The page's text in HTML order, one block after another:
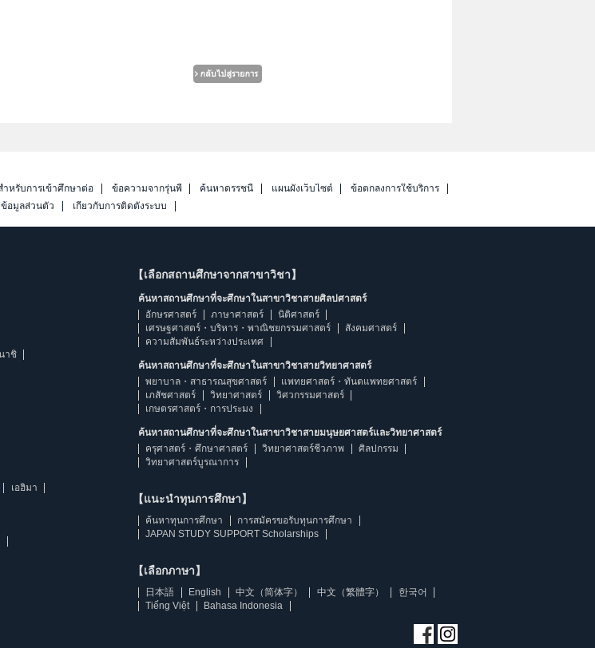
หรับการเข้าศึกษาต่อ ข้อความจากรุ่นพี่ ค้นหาดรรชนี แผนผังเว็บไซต์
ข้อตกลงการใช้บริการ
ข้อมูลส่วนตัว
เกี่ยวกับการติดตั้งระบบ
าชิ
เอฮิมา
【เลือกสถานศึกษาจากสาขาวิชา】
ค้นหาสถานศึกษาที่จะศึกษาในสาขาวิชาสายศิลปศาสตร์
อักษรศาสตร์
ภาษาศาสตร์
นิติศาสตร์
เศรษฐศาสตร์・บริหาร・พาณิชยกรรมศาสตร์
สังคมศาสตร์
ความสัมพันธ์ระหว่างประเทศ
ค้นหาสถานศึกษาที่จะศึกษาในสาขาวิชาสายวิทยาศาสตร์
พยาบาล・สาธารณสุขศาสตร์
แพทยศาสตร์・ทันตแพทยศาสตร์
เภสัชศาสตร์
วิทยาศาสตร์
วิศวกรรมศาสตร์
เกษตรศาสตร์・การประมง
ค้นหาสถานศึกษาที่จะศึกษาในสาขาวิชาสายมนุษยศาสตร์และวิทยาศาสตร์
ครุศาสตร์・ศึกษาศาสตร์
วิทยาศาสตร์ชีวภาพ
ศิลปกรรม
วิทยาศาสตร์บูรณาการ
【แนะนำทุนการศึกษา】
ค้นหาทุนการศึกษา
การสมัครขอรับทุนการศึกษา
JAPAN STUDY SUPPORT Scholarships
【เลือกภาษา】
日本語 English 中文（简体字） 中文（繁體字）
한국어
Tiếng Việt
Bahasa Indonesia